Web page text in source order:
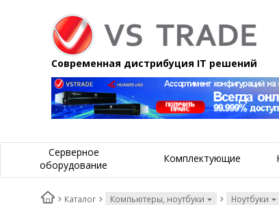
Современная дистрибуция IT решений
Серверное
оборудование
Комплектующие
Каталог Компьютеры, ноутбуки Ноутбуки